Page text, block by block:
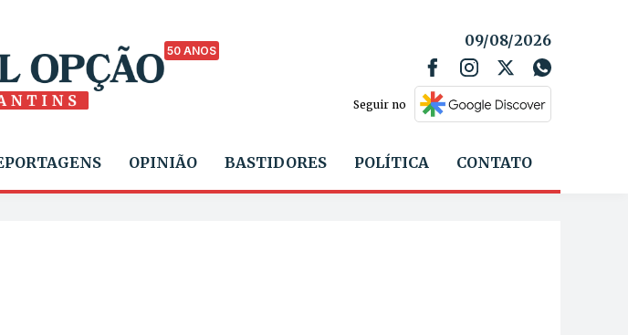
50 ANOS
09/08/2026
Seguir no
OPINIÃO BASTIDORES POLÍTICA CONTATO